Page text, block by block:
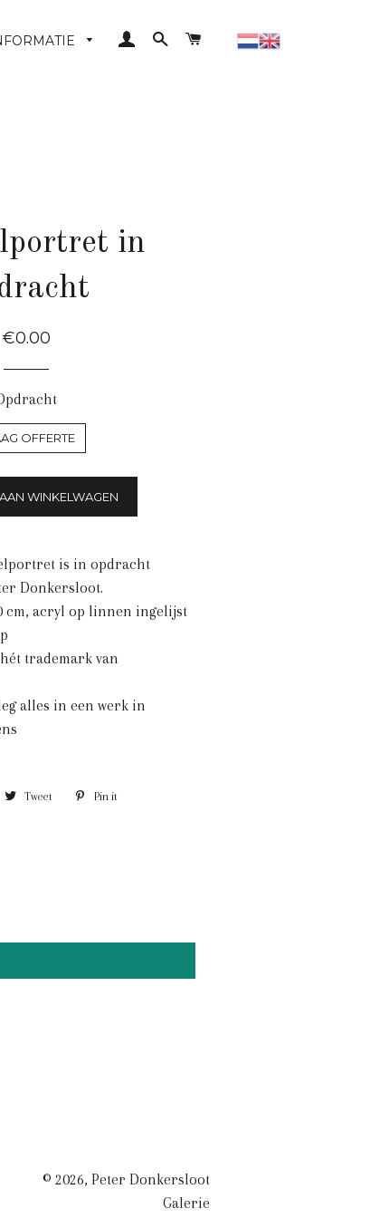
LOG INZOEKENWINKELWAGEN
in
Normale
€0.00
OFFERTE
WINKELWAGEN
is in opdracht
Donkersloot.
cm, acryl op linnen ingelijst
trademark van
alles in een werk in
Tweet Tweet Pin it
© 2026, Peter Donkersloot
Galerie